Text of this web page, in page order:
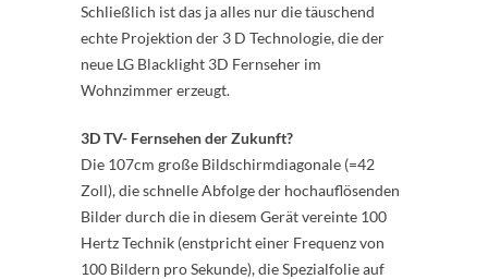
Schließlich ist das ja alles nur die täuschend
echte Projektion der 3 D Technologie, die der
neue LG Blacklight 3D Fernseher im
Wohnzimmer erzeugt.
3D TV- Fernsehen der Zukunft?
Die 107cm große Bildschirmdiagonale (=42
Zoll), die schnelle Abfolge der hochauflösenden
Bilder durch die in diesem Gerät vereinte 100
Hertz Technik (enstpricht einer Frequenz von
100 Bildern pro Sekunde), die Spezialfolie auf